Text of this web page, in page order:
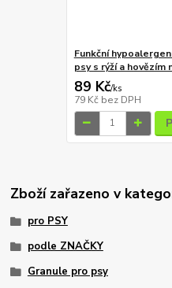
Funkční
psy s rýží a hovězím
89 Kč/ks
79 Kč bez DPH
Zboží zařazeno v
pro PSY
podle ZNAČKY
Granule pro psy